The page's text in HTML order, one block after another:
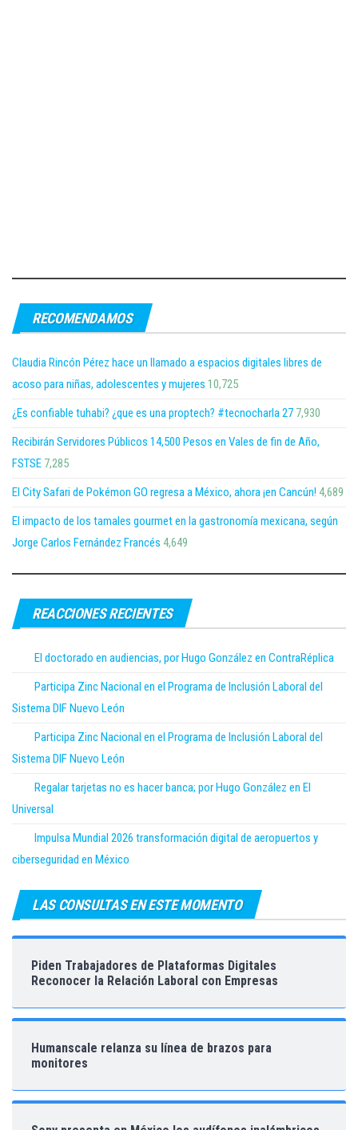
RECOMENDAMOS
Claudia Rincón Pérez hace un llamado a espacios digitales libres de
acoso para niñas, adolescentes y mujeres 10,725
¿Es confiable tuhabi? ¿que es una proptech? #tecnocharla 27 7,930
Recibirán Servidores Públicos 14,500 Pesos en Vales de fin de Año,
FSTSE 7,285
El City Safari de Pokémon GO regresa a México, ahora ¡en Cancún! 4,689
El impacto de los tamales gourmet en la gastronomía mexicana, según
Jorge Carlos Fernández Francés 4,649
REACCIONES RECIENTES
El doctorado en audiencias, por Hugo González en ContraRéplica
Participa Zinc Nacional en el Programa de Inclusión Laboral del
Sistema DIF Nuevo León
Participa Zinc Nacional en el Programa de Inclusión Laboral del
Sistema DIF Nuevo León
Regalar tarjetas no es hacer banca; por Hugo González en El
Universal
Impulsa Mundial 2026 transformación digital de aeropuertos y
ciberseguridad en México
LAS CONSULTAS EN ESTE MOMENTO
Piden Trabajadores de Plataformas Digitales
Reconocer la Relación Laboral con Empresas
Humanscale relanza su línea de brazos para
monitores